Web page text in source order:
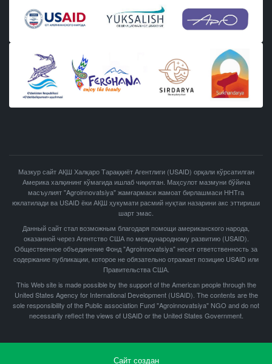
Мазкур сайт АҚШ Халқаро Тараққиёт Агентлиги (USAID) орқали кўрсатилган
Америка халқининг кўмагида ишлаб чиқилган. Маҳсулот мазмуни бўйича
масъулият "Agroinnovatsiya" жамғармаси жамоат бирлашмаси ННТга
юклатилади ва USAID ёки АҚШ ҳукумати расмий нуқтаи назарини акс эттириши
шарт эмас.
Данный сайт стал возможным благодаря помощи американского народа,
оказанной через Агентство США по международному развитию (USAID).
Общественное объединение Фонд "Agroinnovatsiya" несет ответственность за
содержание публикации, которое не обязательно отражает позицию USAID или
Правительства США.
This Web site is made possible by the support of the American people through the
United States Agency for International Development (USAID). The contents are the
sole responsibility of the Public association Fund "Agroinnovatsiya" NGO and do not
necessarily reflect the views of USAID or the United States Government.
Сайт создан